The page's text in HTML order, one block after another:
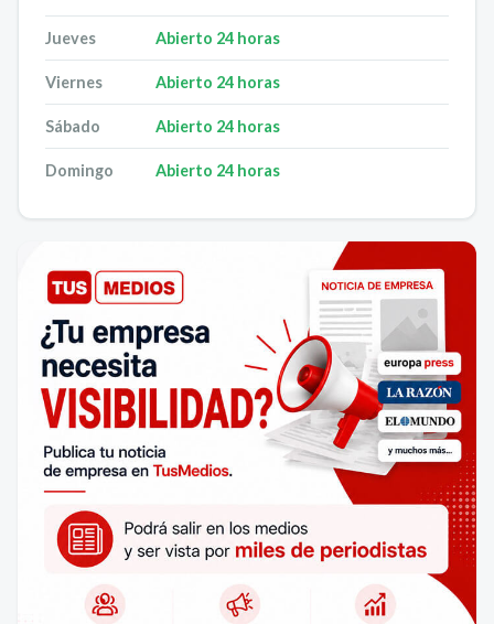
Jueves Abierto 24 horas
Viernes Abierto 24 horas
Sábado Abierto 24 horas
Domingo Abierto 24 horas